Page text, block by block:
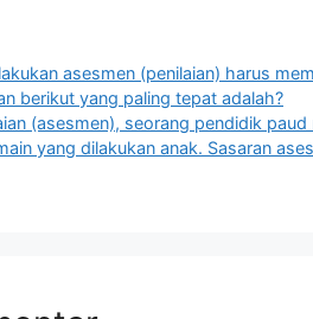
asesmen (penilaian) harus
berikut yang paling tepat adalah?
(asesmen), seorang pendidik
yang dilakukan anak. Sasaran